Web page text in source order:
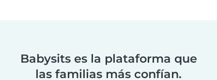
Babysits es la plataforma que
las familias más confían.